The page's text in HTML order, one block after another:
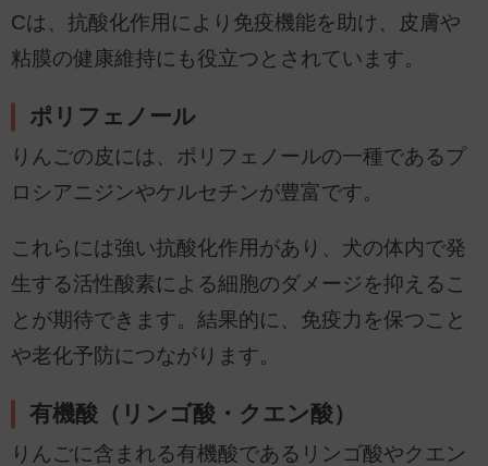
Cは、抗酸化作用により免疫機能を助け、皮膚や
粘膜の健康維持にも役立つとされています。
ポリフェノール
りんごの皮には、ポリフェノールの一種であるプ
ロシアニジンやケルセチンが豊富です。
これらには強い抗酸化作用があり、犬の体内で発
生する活性酸素による細胞のダメージを抑えるこ
とが期待できます。結果的に、免疫力を保つこと
や老化予防につながります。
有機酸（リンゴ酸・クエン酸）
りんごに含まれる有機酸であるリンゴ酸やクエン